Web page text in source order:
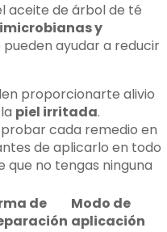
aceite de árbol de té
y
pueden ayudar a reducir
proporcionarte alivio
piel irritada.
cada remedio en
de aplicarlo en todo
no tengas ninguna
de
Modo de
aplicación